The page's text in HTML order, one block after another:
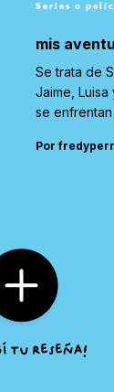
Series o
mis
Se trata de
Jaime, Luisa
se enfrentan
Por